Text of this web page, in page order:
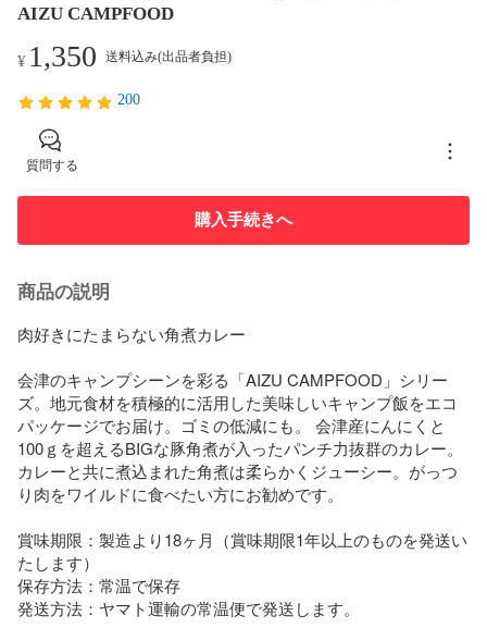
AIZU CAMPFOOD
¥ 1,350 送料込み(出品者負担)
200
質問する
購入手続きへ
商品の説明
肉好きにたまらない角煮カレー
会津のキャンプシーンを彩る「AIZU CAMPFOOD」シリー
ズ。地元食材を積極的に活用した美味しいキャンプ飯をエコ
パッケージでお届け。ゴミの低減にも。 会津産にんにくと
100ｇを超えるBIGな豚角煮が入ったパンチ力抜群のカレー。
カレーと共に煮込まれた角煮は柔らかくジューシー。がっつ
り肉をワイルドに食べたい方にお勧めです。
賞味期限：製造より18ヶ月（賞味期限1年以上のものを発送い
たします）
保存方法：常温で保存
発送方法：ヤマト運輸の常温便で発送します。